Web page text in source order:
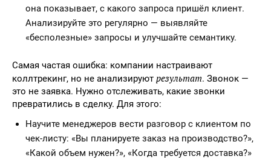
она показывает, с какого запроса пришёл клиент.
Анализируйте это регулярно — выявляйте
«бесполезные» запросы и улучшайте семантику.
Самая частая ошибка: компании настраивают
коллтрекинг, но не анализируют результат. Звонок —
это не заявка. Нужно отслеживать, какие звонки
превратились в сделку. Для этого:
Научите менеджеров вести разговор с клиентом по
чек-листу: «Вы планируете заказ на производство?»,
«Какой объем нужен?», «Когда требуется доставка?»